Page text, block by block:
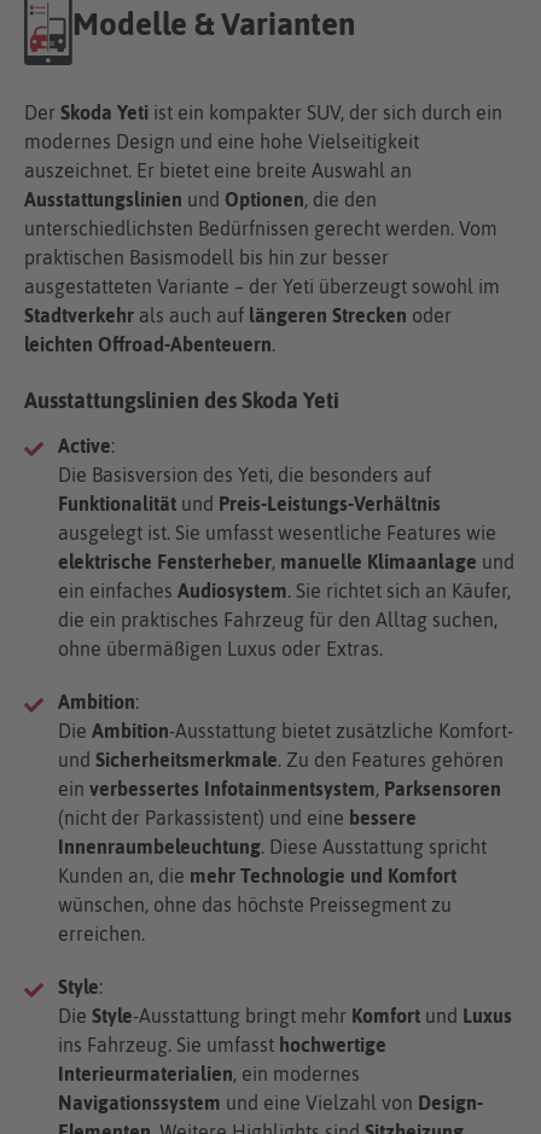
Modelle & Varianten
Der Skoda Yeti ist ein kompakter SUV, der sich durch ein
modernes Design und eine hohe Vielseitigkeit
auszeichnet. Er bietet eine breite Auswahl an
Ausstattungslinien und Optionen, die den
unterschiedlichsten Bedürfnissen gerecht werden. Vom
praktischen Basismodell bis hin zur besser
ausgestatteten Variante – der Yeti überzeugt sowohl im
Stadtverkehr als auch auf längeren Strecken oder
leichten Offroad-Abenteuern.
Ausstattungslinien des Skoda Yeti
Active:
Die Basisversion des Yeti, die besonders auf
Funktionalität und Preis-Leistungs-Verhältnis
ausgelegt ist. Sie umfasst wesentliche Features wie
elektrische Fensterheber, manuelle Klimaanlage und
ein einfaches Audiosystem. Sie richtet sich an Käufer,
die ein praktisches Fahrzeug für den Alltag suchen,
ohne übermäßigen Luxus oder Extras.
Ambition:
Die Ambition-Ausstattung bietet zusätzliche Komfort-
und Sicherheitsmerkmale. Zu den Features gehören
ein verbessertes Infotainmentsystem, Parksensoren
(nicht der Parkassistent) und eine bessere
Innenraumbeleuchtung. Diese Ausstattung spricht
Kunden an, die mehr Technologie und Komfort
wünschen, ohne das höchste Preissegment zu
erreichen.
Style:
Die Style-Ausstattung bringt mehr Komfort und Luxus
ins Fahrzeug. Sie umfasst hochwertige
Interieurmaterialien, ein modernes
Navigationssystem und eine Vielzahl von Design-